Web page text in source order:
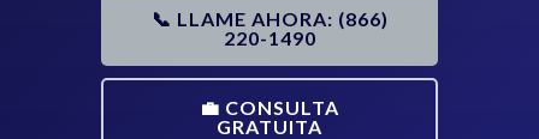
📞 LLAME AHORA: (866)
220-1490
💼 CONSULTA
GRATUITA